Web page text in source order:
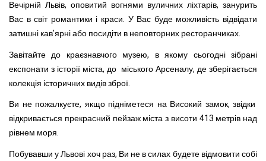
Вечірній Львів, оповитий вогнями вуличних ліхтарів, занурить
Вас в світ романтики і краси. У Вас буде можливість відвідати
затишні кав'ярні або посидіти в неповторних ресторанчиках.
Завітайте до краєзнавчого музею, в якому сьогодні зібрані
експонати з історії міста, до міського Арсеналу, де зберігається
колекція історичних видів зброї.
Ви не пожалкуєте, якщо підніметеся на Високий замок, звідки
відкривається прекрасний пейзаж міста з висоти 413 метрів над
рівнем моря.
Побувавши у Львові хоч раз, Ви не в силах будете відмовити собі